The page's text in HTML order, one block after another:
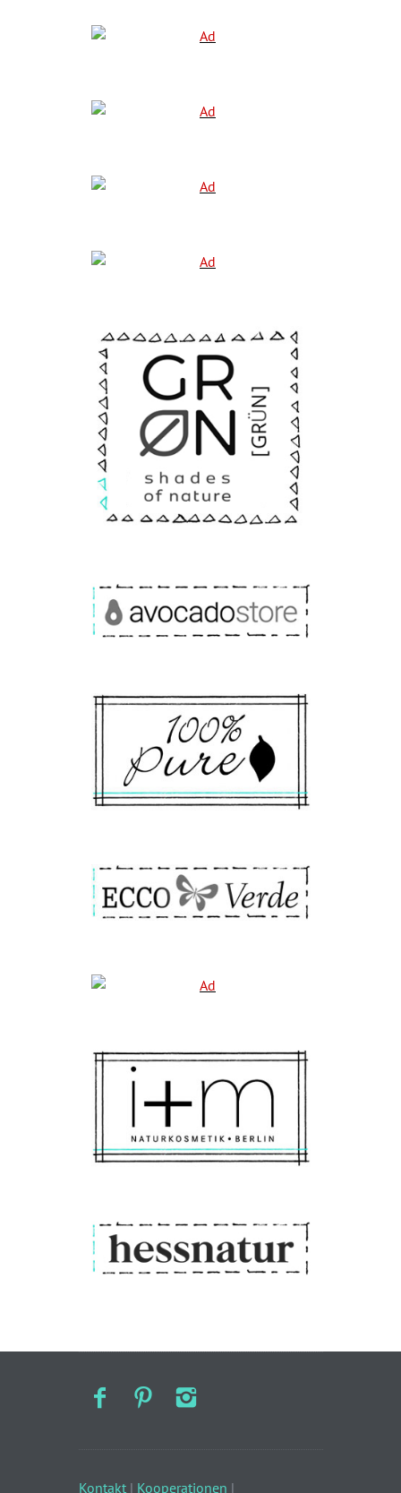
Kontakt| Kooperationen |